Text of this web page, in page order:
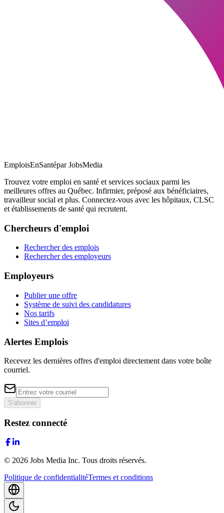
EmploisEnSantépar JobsMedia
Trouvez votre emploi en santé et services sociaux parmi les
meilleures offres au Québec. Infirmier, préposé aux bénéficiaires,
travailleur social et plus. Connectez-vous avec les hôpitaux, CLSC
et établissements de santé qui recrutent.
Chercheurs d'emploi
Rechercher des emplois
Rechercher des employeurs
Employeurs
Publier une offre
Système de suivi des candidatures
Nos tarifs
Sites d’emploi
Alertes Emplois
Recevez les dernières offres d'emploi directement dans votre boîte
courriel.
S'abonner
Restez connecté
© 2026 Jobs Media Inc. Tous droits réservés.
Politique de confidentialitéTermes et conditions